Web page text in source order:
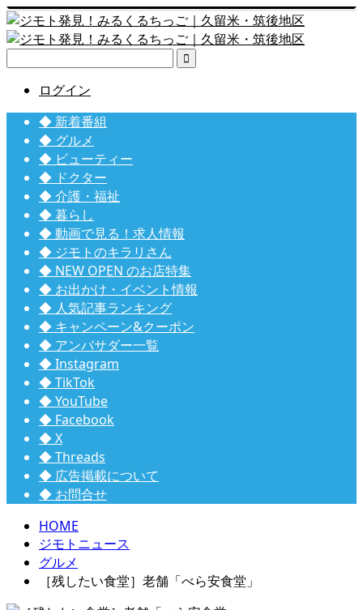

ログイン
◆ 新着番組
◆ グルメ
◆ ビューティー
◆ ドクター
◆ 介護・福祉
◆ 暮らし
◆ 動画で見る！求人情報
◆ ジモトのキラリさん
◆ NEW OPEN のお店特集
◆ お出かけ・イベント情報
◆ 人気記事ランキング
◆ キャンペーン&クーポン
◆ アンバサダー一覧
◆ Instagram
◆ TikTok
◆ YouTube
◆ Facebook
◆ X
◆ Threads
◆ 広告掲載について
◆ お問合せ
HOME
ジモトニュース
グルメ
［残したい食堂］老舗「べら安食堂」